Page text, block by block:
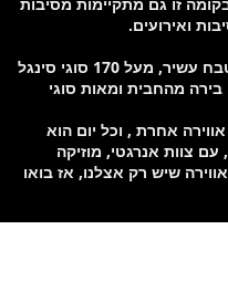
ואירועים.
בפאב תמצאו מטבח עשיר, מעל 170 סוגי סינגל
32 סוגי בירה מהחבית ומאות סוגי
אחרת , וכל יום הוא
עם צוות אנרגטי, מוזיקה
שיש רק אצלנו, אז בואו